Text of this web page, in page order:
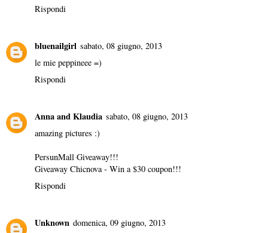
Rispondi
bluenailgirl sabato, 08 giugno, 2013
le mie peppineee =)
Rispondi
Anna and Klaudia sabato, 08 giugno, 2013
amazing pictures :)
PersunMall Giveaway!!!
Giveaway Chicnova - Win a $30 coupon!!!
Rispondi
Unknown domenica, 09 giugno, 2013